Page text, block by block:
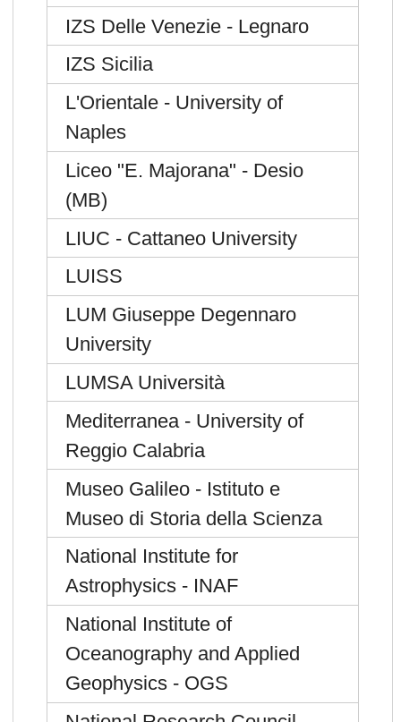
IZS Delle Venezie - Legnaro
IZS Sicilia
L'Orientale - University of
Naples
Liceo "E. Majorana" - Desio
(MB)
LIUC - Cattaneo University
LUISS
LUM Giuseppe Degennaro
University
LUMSA Università
Mediterranea - University of
Reggio Calabria
Museo Galileo - Istituto e
Museo di Storia della Scienza
National Institute for
Astrophysics - INAF
National Institute of
Oceanography and Applied
Geophysics - OGS